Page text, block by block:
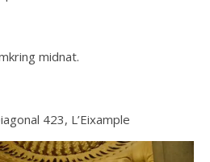
midnat.
423, L’Eixample